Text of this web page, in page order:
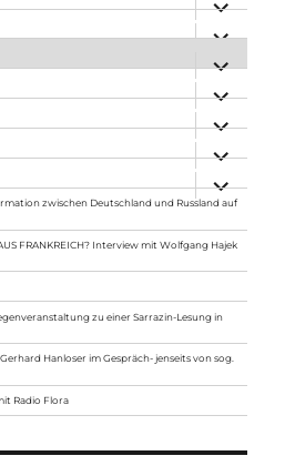
anzeigen
anzeigen
anzeigen
anzeigen
anzeigen
anzeigen
zwischen Deutschland und Russland auf
FRANKREICH? Interview mit Wolfgang Hajek
zu einer Sarrazin-Lesung in
Hanloser im Gespräch- jenseits von sog.
Radio Flora